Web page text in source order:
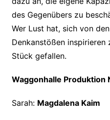
des Gegenübers zu
Wer Lust hat, sich von
Denkanstößen inspirieren
Stück gefallen.
Waggonhalle Produktion
Sarah: Magdalena Kaim